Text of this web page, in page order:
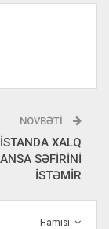
NÖVBƏTI
XALQ
SƏFİRİNİ
İSTƏMİR
Hamısı